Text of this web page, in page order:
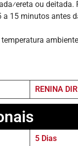
ou
a 15 minutos antes
RENINA
5 Dias